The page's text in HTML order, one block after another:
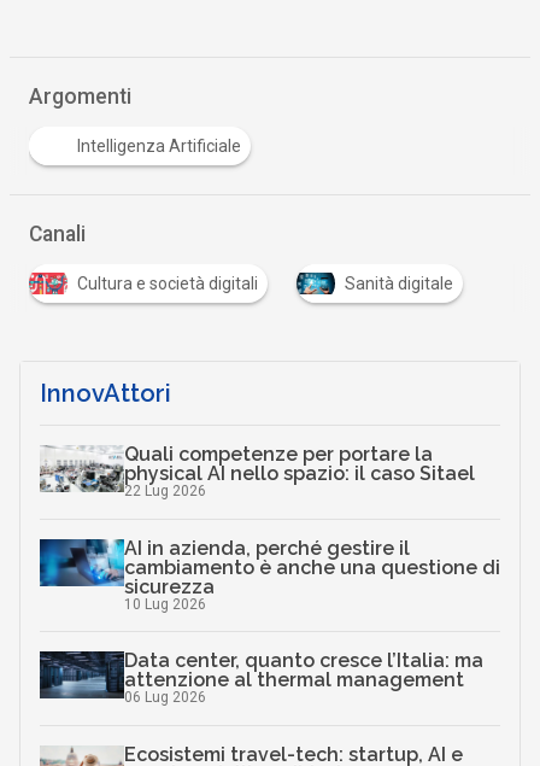
Argomenti
Intelligenza Artificiale
Canali
Cultura e società digitali Sanità digitale
InnovAttori
Quali competenze per portare la
physical AI nello spazio: il caso Sitael
22 Lug 2026
AI in azienda, perché gestire il
cambiamento è anche una questione di
sicurezza
10 Lug 2026
Data center, quanto cresce l’Italia: ma
attenzione al thermal management
06 Lug 2026
Ecosistemi travel-tech: startup, AI e